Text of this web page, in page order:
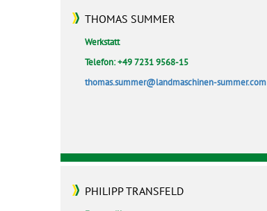
THOMAS SUMMER
Werkstatt
Telefon: +49 7231 9568-15
thomas.summer@landmaschinen-summer.com
PHILIPP TRANSFELD